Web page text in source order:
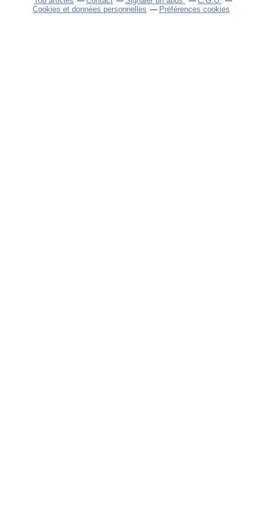
Cookies et données personnelles
Préférences cookies